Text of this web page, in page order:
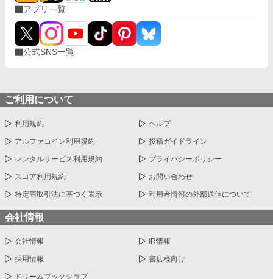
アプリ一覧
公式SNS一覧
ご利用について
利用規約 ヘルプ
アルファコイン利用規約 投稿ガイドライン
レンタルサービス利用規約 プライバシーポリシー
スコア利用規約 お問い合わせ
特定商取引法に基づく表示 利用者情報の外部送信について
会社情報
会社情報 IR情報
採用情報 書店様向け
ドリームブッククラブ